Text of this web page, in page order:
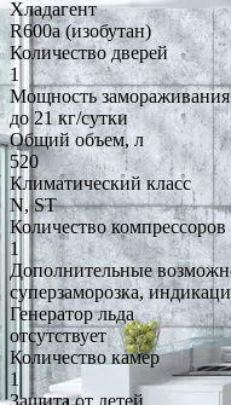
Хладагент
R600a (изобутан)
Количество дверей
1
Мощность замораживания
до 21 кг/cутки
Общий объем, л
520
Климатический класс
N, ST
Количество компрессоров
1
Дополнительные
суперзаморозка,
Генератор льда
отсутствует
Количество камер
1
Защита от детей